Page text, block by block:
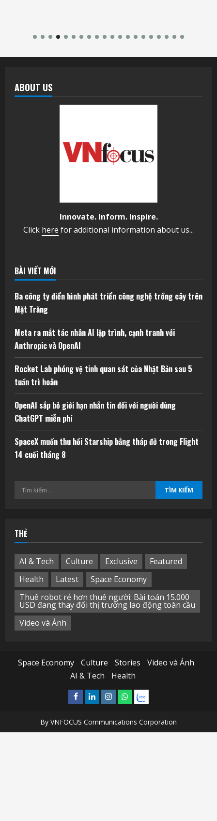
ABOUT US
Innovate. Inform. Inspire.
Click here for additional information about us...
BÀI VIẾT MỚI
Ba công ty điển hình phát triển công nghệ trồng cây trên
Mặt Trăng
Meta ra mắt tác nhân AI lập trình, cạnh tranh với
Anthropic và OpenAI
Rocket Lab phóng vệ tinh quan sát của Nhật Bản sau 5
tuần trì hoãn
OpenAI sắp bỏ giới hạn nhắn tin đối với người dùng
ChatGPT miễn phí
SpaceX muốn thu hồi Starship bằng tháp đỡ trong Flight
14 cuối tháng 8
Tìm
THẺ
AI & Tech Culture Exclusive
Featured
Health
Latest
Space Economy
Thuê robot rẻ hơn thuê người: Bài toán 15.000
USD đang thay đổi thị trường lao động toàn cầu
Video và Ảnh
Space Economy Culture Stories
Video và Ảnh
AI & Tech
Health
Facebook
LinkedinInstagram
What’sapp
Zalo